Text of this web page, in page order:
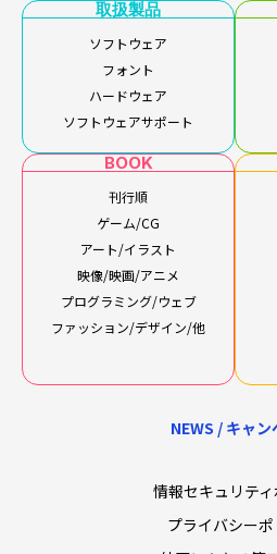
取扱製品
ソフトウェア
フォント
ハードウェア
ソフトウェアサポート
BOOK
刊行順
ゲーム/CG
アート/イラスト
映像/映画/アニメ
プログラミング/ウェブ
ファッション/デザイン/他
NEWS / キャン
情報セキュリテ
プライバシー